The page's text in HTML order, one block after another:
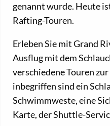
genannt wurde. Heute
Rafting-Touren.
Erleben Sie mit Grand
Ausflug mit dem
verschiedene Touren
inbegriffen sind ein
Schwimmweste, eine
Karte, der Shuttle-